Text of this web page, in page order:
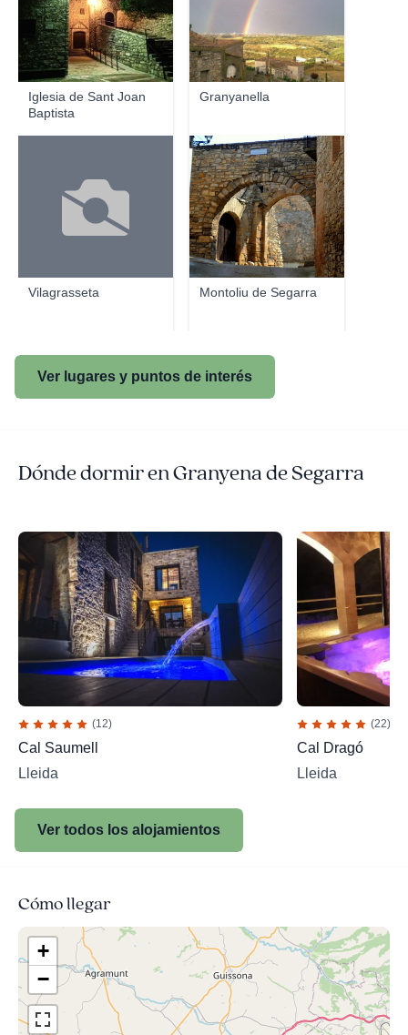
Iglesia de Sant Joan
Baptista
Granyanella
Vilagrasseta Montoliu de Segarra
Angela LLop
Ver lugares y puntos de interés
Dónde dormir en Granyena de Segarra
(12)
Cal Saumell
Lleida
(22)
Cal Dragó
Lleida
Ver todos los alojamientos
Cómo llegar
+
−